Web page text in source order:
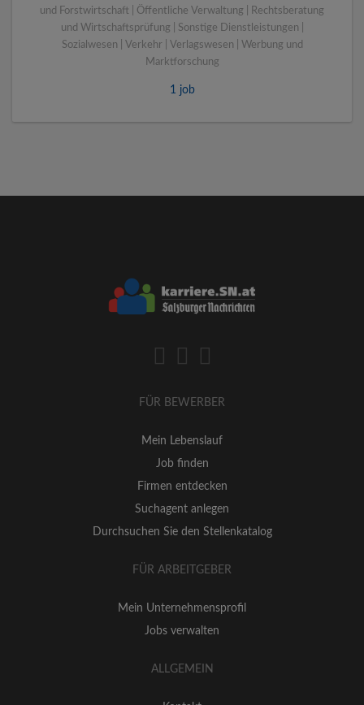
und Forstwirtschaft | Öffentliche Verwaltung | Rechtsberatung
und Wirtschaftsprüfung | Sonstige Dienstleistungen |
Sozialwesen | Verkehr | Verlagswesen | Werbung und
Marktforschung
1 job
FÜR BEWERBER
Mein Lebenslauf
Job finden
Firmen entdecken
Suchagent anlegen
Durchsuchen Sie den Stellenkatalog
FÜR ARBEITGEBER
Mein Unternehmensprofil
Jobs verwalten
ALLGEMEIN